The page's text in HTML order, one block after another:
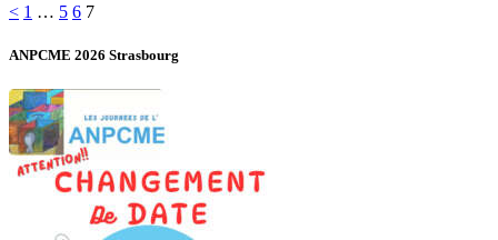
Pagination
des
< Page
1 … Page
5 Page
6 Page
7
ANPCME 2026 Strasbourg